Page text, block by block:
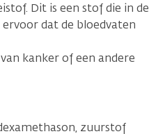
Dit is een stof die in de
dat de bloedvaten
kanker of een andere
zuurstof